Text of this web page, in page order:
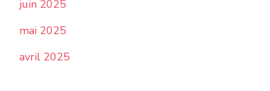
juin 2025
mai 2025
avril 2025